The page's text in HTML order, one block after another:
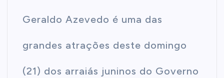
Geraldo Azevedo é uma das
grandes atrações deste domingo
(21) dos arraiás juninos do Governo